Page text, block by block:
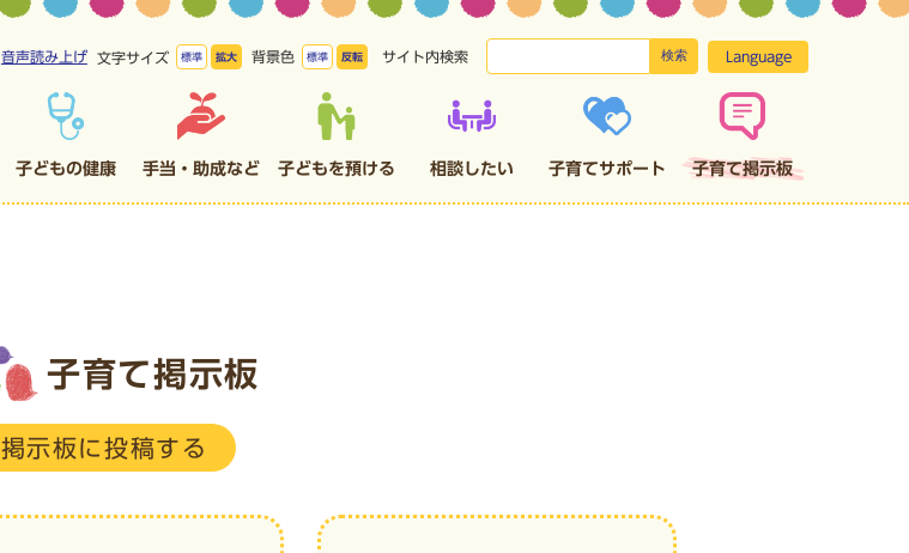
音声読み上げ 文字サイズ 標準 拡大 背景色 標準 反転 サイト内検索 検索 Language
子どもの健康 手当・助成など 子どもを預ける 相談したい 子育てサポート 子育て掲示板
子育て掲示板
掲示板に投稿する